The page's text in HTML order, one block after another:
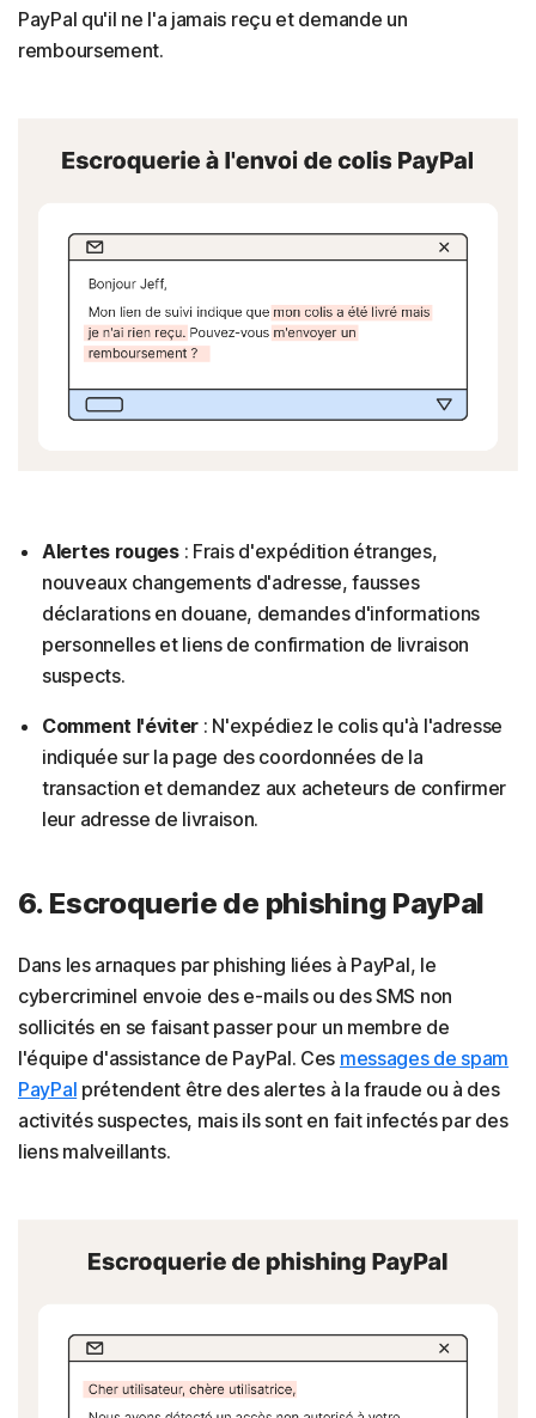
PayPal qu'il ne l'a jamais reçu et demande un
remboursement.
Alertes rouges: Frais d'expédition étranges,
nouveaux changements d'adresse, fausses
déclarations en douane, demandes d'informations
personnelles et liens de confirmation de livraison
suspects.
Comment l'éviter : N'expédiez le colis qu'à l'adresse
indiquée sur la page des coordonnées de la
transaction et demandez aux acheteurs de confirmer
leur adresse de livraison.
6. Escroquerie de phishing PayPal
Dans les arnaques par phishing liées à PayPal, le
cybercriminel envoie des e-mails ou des SMS non
sollicités en se faisant passer pour un membre de
l'équipe d'assistance de PayPal. Ces messages de spam
PayPal prétendent être des alertes à la fraude ou à des
activités suspectes, mais ils sont en fait infectés par des
liens malveillants.